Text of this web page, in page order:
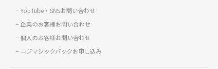
YouTube・SNSお問い合わせ
企業のお客様お問い合わせ
個人のお客様お問い合わせ
コジマジックパックお申し込み